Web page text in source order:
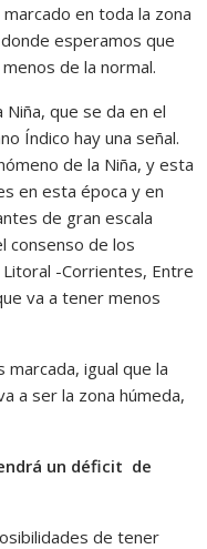
en toda la zona
esperamos que
de la normal.
que se da en el
Índico hay una señal.
de la Niña, y esta
en esta época y en
de gran escala
consenso de los
-Corrientes, Entre
va a tener menos
igual que la
a ser la zona húmeda,
un déficit de
de tener